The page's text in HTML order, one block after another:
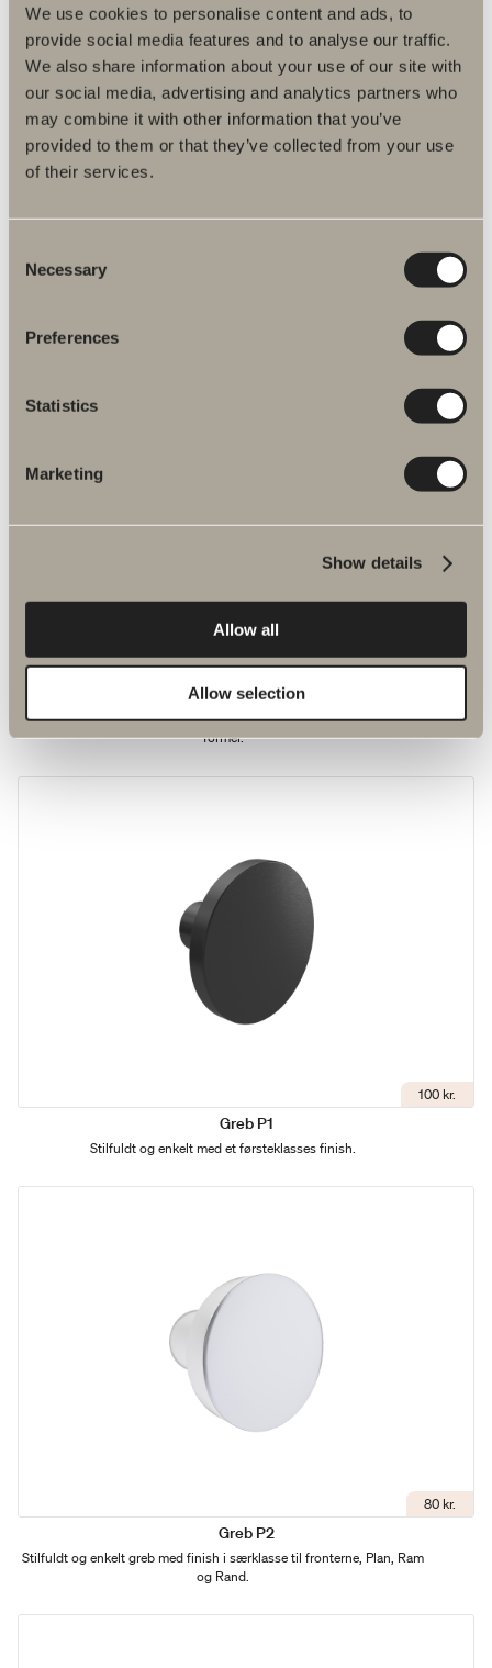
We use cookies to personalise content and ads, to
provide social media features and to analyse our traffic.
We also share information about your use of our site with
our social media, advertising and analytics partners who
may combine it with other information that you’ve
provided to them or that they’ve collected from your use
of their services.
Selection
Necessary
Preferences
Statistics
Marketing
Show details
Allow all
Allow selection
100 kr.
Greb M3
Et moderne udtryk, der følger trenden med bløde og indbydende
former.
100 kr.
Greb P1
Stilfuldt og enkelt med et førsteklasses finish.
80 kr.
Greb P2
Stilfuldt og enkelt greb med finish i særklasse til fronterne, Plan, Ram
og Rand.